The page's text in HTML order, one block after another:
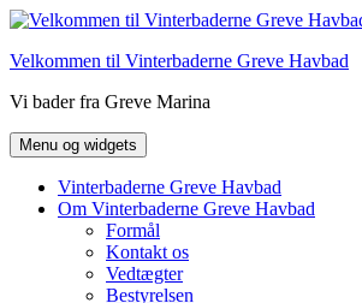
Hop
indhold
Velkommen til Vinterbaderne Greve Havbad
Vi bader fra Greve Marina
Menu og widgets
Vinterbaderne Greve Havbad
Om Vinterbaderne Greve Havbad
Formål
Kontakt os
Vedtægter
Bestyrelsen